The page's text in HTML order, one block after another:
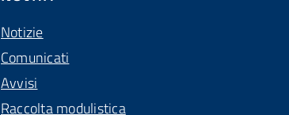
Notizie
Comunicati
Avvisi
Raccolta modulistica